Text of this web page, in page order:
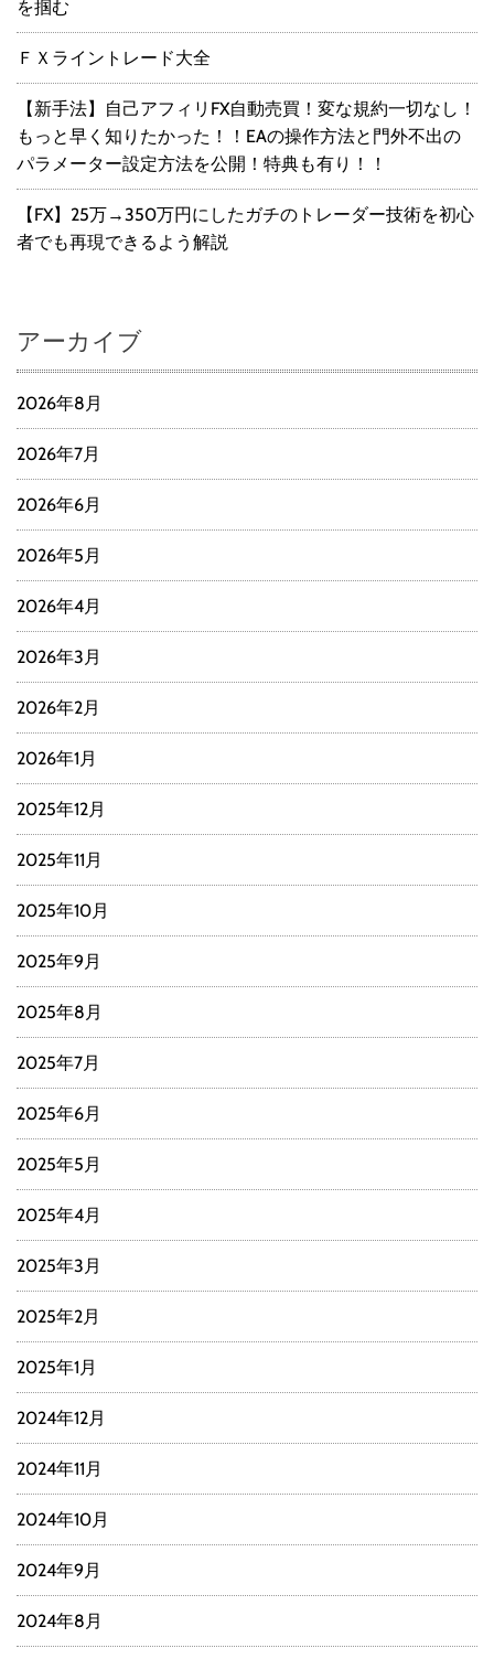
を掴む
ＦＸライントレード大全
【新手法】自己アフィリFX自動売買！変な規約一切なし！
もっと早く知りたかった！！EAの操作方法と門外不出の
パラメーター設定方法を公開！特典も有り！！
【FX】25万→350万円にしたガチのトレーダー技術を初心
者でも再現できるよう解説
アーカイブ
2026年8月
2026年7月
2026年6月
2026年5月
2026年4月
2026年3月
2026年2月
2026年1月
2025年12月
2025年11月
2025年10月
2025年9月
2025年8月
2025年7月
2025年6月
2025年5月
2025年4月
2025年3月
2025年2月
2025年1月
2024年12月
2024年11月
2024年10月
2024年9月
2024年8月